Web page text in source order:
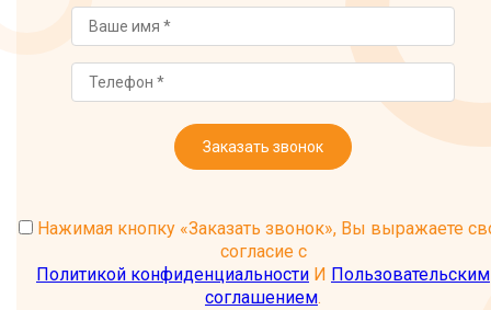
Заказать звонок
Нажимая кнопку «Заказать звонок», Вы выражаете
согласие с
Политикой конфиденциальности И Пользовательским
соглашением.